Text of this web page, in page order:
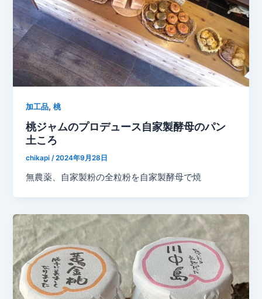
加工品,桃
桃ジャムのプロデュース自家製酵母のパン
土ころ
chikapi/2024年9月28日
無農薬、自家製粉の全粒粉を自家製酵母で焼